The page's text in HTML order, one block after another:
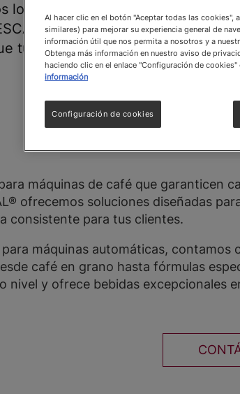
los insumos para tus máquinas
que necesitas en esta
tu operación sea completa.
máquinas de café que garanticen
ofrecemos soluciones diseñadas
consistente para tus clientes.
para máquinas automáticas,
café en grano hasta fórmulas
nivel y ofrece bebidas excepcionales
Al hacer clic en el botón "Aceptar todas las
similares) para mejorar su experiencia general de
información útil que nos permita a nosotros y a
Obtenga más información en nuestro aviso de
haciendo clic en el enlace "Configuración de
información
Configuración de cookies